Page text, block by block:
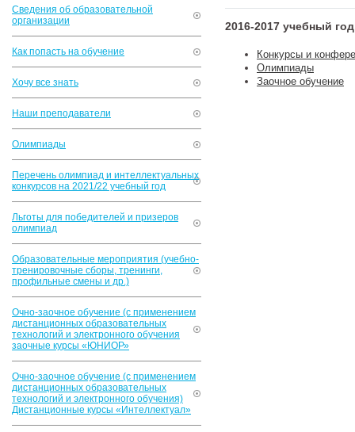
Сведения об образовательной
организации
Как попасть на обучение
Хочу все знать
Наши преподаватели
Олимпиады
Перечень олимпиад и интеллектуальных
конкурсов на 2021/22 учебный год
Льготы для победителей и призеров
олимпиад
Образовательные мероприятия (учебно-
тренировочные сборы, тренинги,
профильные смены и др.)
Очно-заочное обучение (с применением
дистанционных образовательных
технологий и электронного обучения
заочные курсы «ЮНИОР»
Очно-заочное обучение (с применением
дистанционных образовательных
технологий и электронного обучения)
Дистанционные курсы «Интеллектуал»
2016-2017 учебный год
Конкурсы и
Олимпиады
Заочное обучение